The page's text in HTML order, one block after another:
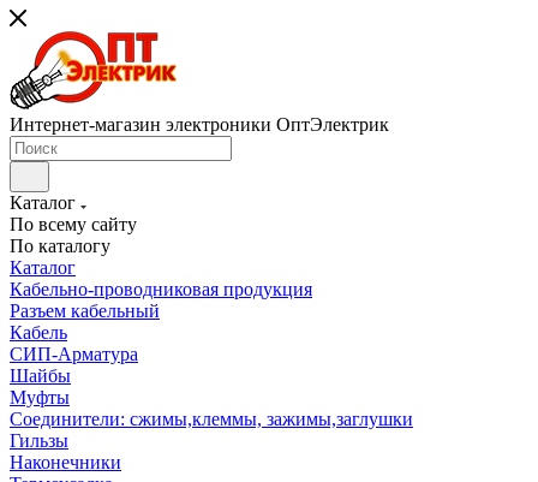
Интернет-магазин электроники ОптЭлектрик
Каталог
По всему сайту
По каталогу
Каталог
Кабельно-проводниковая продукция
Разъем кабельный
Кабель
СИП-Арматура
Шайбы
Муфты
Соединители: сжимы,клеммы, зажимы,заглушки
Гильзы
Наконечники